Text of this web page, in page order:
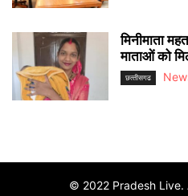
मिनीमाता
माताओं को
छत्‍तीसगढ
© 2022 Pradesh Live.